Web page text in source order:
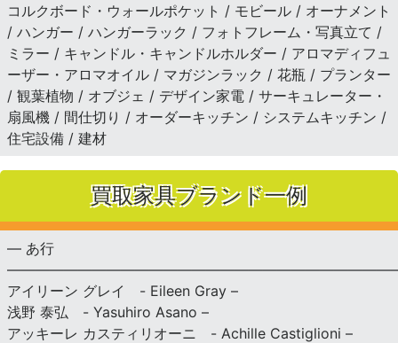
コルクボード・ウォールポケット / モビール / オーナメント
/ ハンガー / ハンガーラック / フォトフレーム・写真立て /
ミラー / キャンドル・キャンドルホルダー / アロマディフュ
ーザー・アロマオイル / マガジンラック / 花瓶 / プランター
/ 観葉植物 / オブジェ / デザイン家電 / サーキュレーター・
扇風機 / 間仕切り / オーダーキッチン / システムキッチン /
住宅設備 / 建材
買取家具ブランド一例
— あ行
アイリーン グレイ - Eileen Gray –
浅野 泰弘 - Yasuhiro Asano –
アッキーレ カスティリオーニ - Achille Castiglioni –